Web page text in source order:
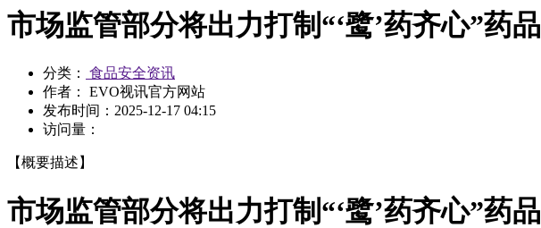
市场监管部分将出力打制“‘鹭’药齐心”药品
分类：
食品安全资讯
作者： EVO视讯官方网站
发布时间： 2025-12-17 04:15
访问量：
【概要描述】
市场监管部分将出力打制“‘鹭’药齐心”药品